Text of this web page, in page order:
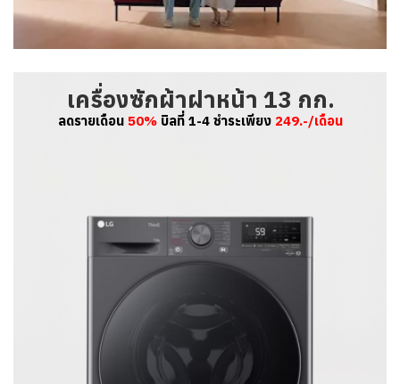
เครื่องซักผ้าฝาหน้า 13 กก.
ลดรายเดือน 50% บิลที่ 1-4 ชำระเพียง 249.-/เดือน